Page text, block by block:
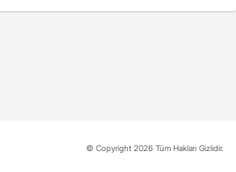
© Copyright 2026 Tüm Hakları Gizlidir.